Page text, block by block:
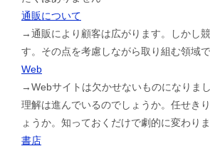
通販について
→通販により顧客は広がります。しかし
す。その点を考慮しながら取り組む領域
Web
→Webサイトは欠かせないものになりま
理解は進んでいるのでしょうか。任せき
ょうか。知っておくだけで劇的に変わり
書店